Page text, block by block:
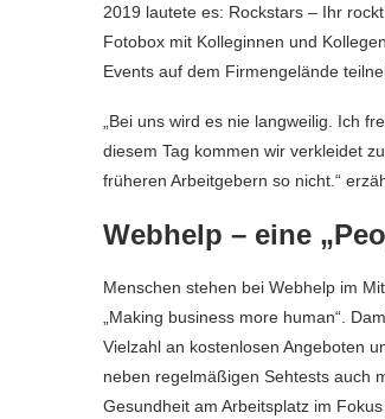
2019 lautete es: Rockstars – Ihr
Fotobox mit Kolleginnen und
Events auf dem Firmengelände
„Bei uns wird es nie langweilig. Ich
diesem Tag kommen wir verkleidet
früheren Arbeitgebern so nicht.“
Webhelp – eine
Menschen stehen bei Webhelp im
„Making business more human“.
Vielzahl an kostenlosen Angeboten
neben regelmäßigen Sehtests auch
Gesundheit am Arbeitsplatz im